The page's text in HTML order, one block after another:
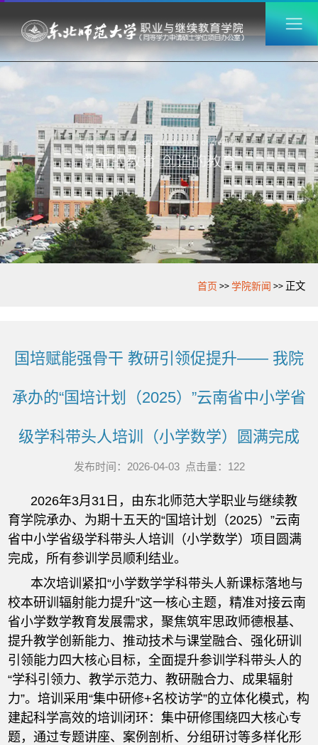
首页 >>学院新闻 >> 正文
国培赋能强骨干 教研引领促提升—— 我院
承办的“国培计划（2025）”云南省中小学省
级学科带头人培训（小学数学）圆满完成
发布时间：2026-04-03 点击量： 122
2026年3月31日，由东北师范大学职业与继续教
育学院承办、为期十五天的“国培计划（2025）”云南
省中小学省级学科带头人培训（小学数学）项目圆满
完成，所有参训学员顺利结业。
本次培训紧扣“小学数学学科带头人新课标落地与
校本研训辐射能力提升”这一核心主题，精准对接云南
省小学数学教育发展需求，聚焦筑牢思政师德根基、
提升教学创新能力、推动技术与课堂融合、强化研训
引领能力四大核心目标，全面提升参训学科带头人的
“学科引领力、教学示范力、教研融合力、成果辐射
力”。培训采用“集中研修+名校访学”的立体化模式，构
建起科学高效的培训闭环：集中研修围绕四大核心专
题，通过专题讲座、案例剖析、分组研讨等多样化形